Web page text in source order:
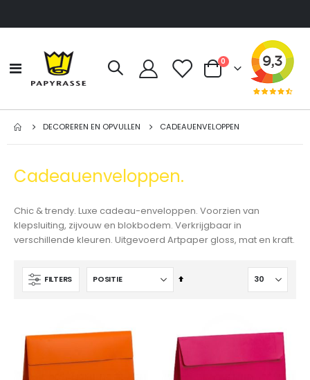
Toggle
Nav
Cart
0producten
DECOREREN EN OPVULLEN CADEAUENVELOPPEN
Cadeauenveloppen.
Chic & trendy. Luxe cadeau-enveloppen. Voorzien van
klepsluiting, zijvouw en blokbodem. Verkrijgbaar in
verschillende kleuren. Uitgevoerd Artpaper gloss, mat en kraft.
FILTERS
Van
sorteren